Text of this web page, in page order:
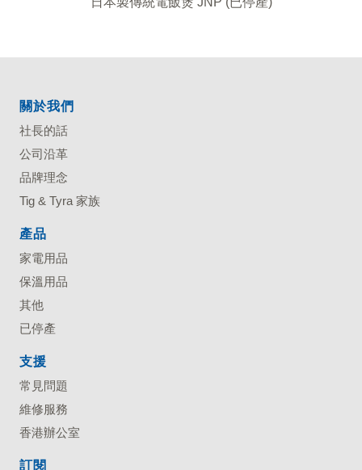
關於我們
社長的話
公司沿革
品牌理念
Tig & Tyra 家族
產品
家電用品
保溫用品
其他
已停產
支援
常見問題
維修服務
香港辦公室
訂閱